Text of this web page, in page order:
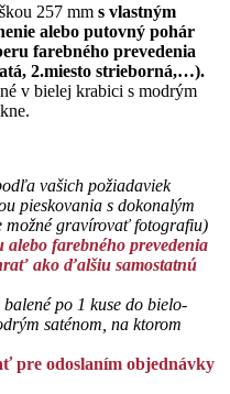
257 mm s vlastným
alebo putovný pohár
farebného prevedenia
2.miesto strieborná,…).
v bielej krabici s modrým
vašich požiadaviek
pieskovania s dokonalým
možné gravírovať fotografiu)
alebo farebného prevedenia
ako ďalšiu samostatnú
balené po 1 kuse do bielo-
saténom, na ktorom
pre odoslaním objednávky